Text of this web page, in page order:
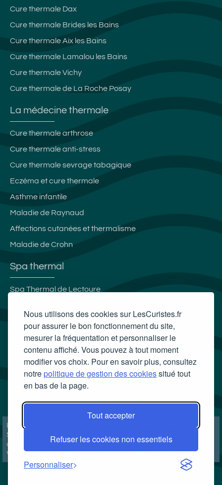
Nous utilisons des cookies sur LesCuristes.fr
pour assurer le bon fonctionnement du site,
mesurer la fréquentation et personnaliser le
contenu affiché. Vous pouvez à tout moment
modifier vos choix. Pour en savoir plus, consultez
notrepolitique de gestion des cookiessitué tout
en bas de la page.
Tout accepter
Refuser les cookies non essentiels
Personnaliser
Cure thermale Dax
Cure thermale Brides les Bains
Cure thermale Aix les Bains
Cure thermale Lamalou les Bains
Cure thermale Vichy
Cure thermale de La Roche Posay
La médecine thermale
Cure thermale arthrose
Cure thermale anti-stress
Cure thermale sevrage tabagique
Eczéma et cure thermale
Asthme infantile
Maladie de Raynaud
Affections cutanées et thermalisme
Maladie de Crohn
Spa thermal
Spa Thermal de Lectoure
Spa Villa Pompéi
Carte cadeau spa Vichy
Carte cadeau spa Bagnoles-de-l'Orne
Carte cadeau spa Saubusse
Carte cadeau spa Châtel-Guyon
LesCuristes.fr participe et est conforme à l'ensemble des
Spécifications et Politiques du Transparency & Consent Framework
de l'IAB Europe et utilise la Consent Management Platform n°92.
Vous pouvez modifier vos choix à tout moment encliquant ici.